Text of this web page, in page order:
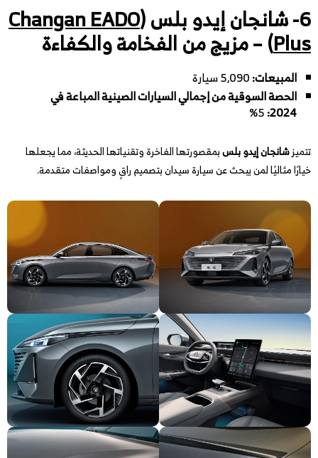
6- شانجان إيدو بلس ( Changan EADO
Plus) – مزيج من الفخامة والكفاءة
المبيعات:
الحصة السوقية من إجمالي السيارات الصينية المباعة في
2024
:
تتميزشانجان إيدو بلسبمقصورتها الفاخرة وتقنياتها الحديثة، مما يجعلها
خيارًا مثاليًا لمن يبحث عن سيارة سيدان بتصميم راقٍ ومواصفات متقدمة.